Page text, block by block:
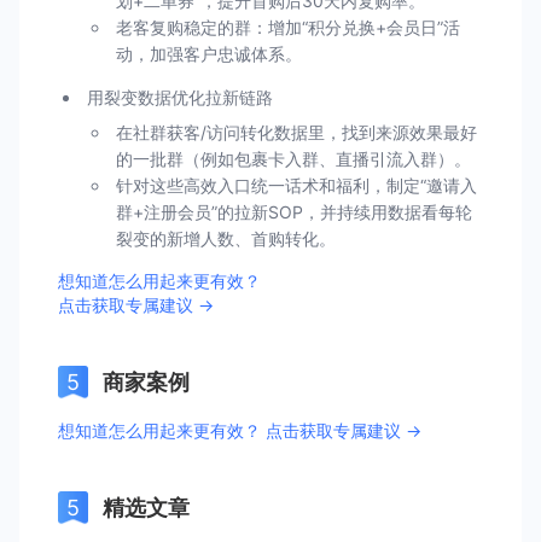
老客复购稳定的群：增加“积分兑换+会员日”活
动，加强客户忠诚体系。
用裂变数据优化拉新链路
在社群获客/访问转化数据里，找到来源效果最好
的一批群（例如包裹卡入群、直播引流入群）。
针对这些高效入口统一话术和福利，制定“邀请入
群+注册会员”的拉新SOP，并持续用数据看每轮
裂变的新增人数、首购转化。
想知道怎么用起来更有效？
点击获取专属建议 →
商家案例
想知道怎么用起来更有效？ 点击获取专属建议 →
精选文章